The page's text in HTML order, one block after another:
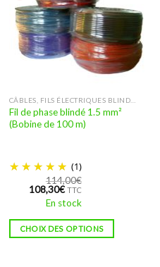
Fil de phase blindé 1.5 mm²
(Bobine de 100 m)
(1)
114,00€
Le
initial
était :
114,00€.
108,30€Le
prix
actuel
est :
108,30€.
TTC
En stock
CHOIX DES OPTIONS
Ce
produit
a
variations.
options
être
choisies